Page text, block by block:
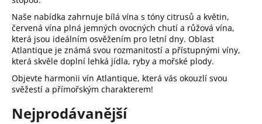
Naše nabídka zahrnuje bílá vína s tóny citrusů a květin,
červená vína plná jemných ovocných chutí a růžová vína,
která jsou ideálním osvěžením pro letní dny. Oblast
Atlantique je známá svou rozmanitostí a přístupnými víny,
která skvěle doplní lehká jídla, ryby a mořské plody.
Objevte harmonii vín Atlantique, která vás okouzlí svou
svěžestí a přímořským charakterem!
Nejprodávanější
e
b
u
j
e
t
e
n